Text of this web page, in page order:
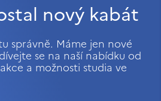
nový kabát
správně. Máme jen nové
se na naší nabídku od
a možnosti studia ve